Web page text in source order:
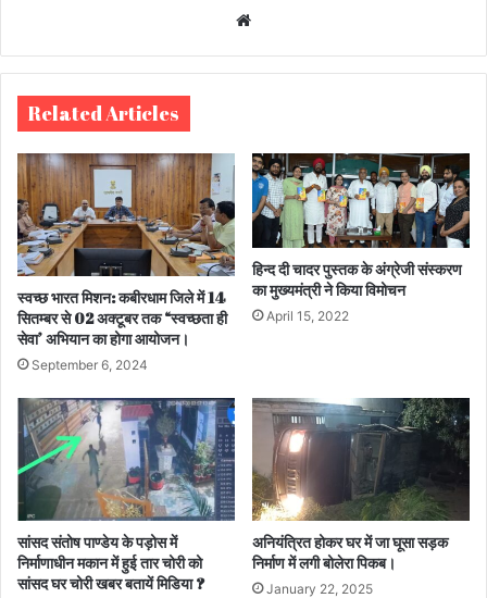
te
Related Articles
स्वच्छ भारत मिशन: कबीरधाम जिले में 14
सितम्बर से 02 अक्टूबर तक “स्वच्छता ही
सेवा’ अभियान का होगा आयोजन।
September 6, 2024
हिन्द दी चादर पुस्तक के अंग्रेजी संस्करण
का मुख्यमंत्री ने किया विमोचन
April 15, 2022
सांसद संतोष पाण्डेय के पड़ोस में
निर्माणाधीन मकान में हुई तार चोरी को
सांसद घर चोरी खबर बतायें मिडिया ?
अनियंत्रित होकर घर में जा घूसा सड़क
निर्माण में लगी बोलेरा पिकब।
January 22, 2025